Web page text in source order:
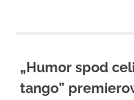
„Humor spod
tango”